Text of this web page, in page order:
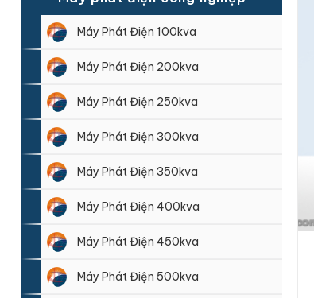
Máy Phát Điện 100kva
Máy Phát Điện 200kva
Máy Phát Điện 250kva
Máy Phát Điện 300kva
Máy Phát Điện 350kva
Máy Phát Điện 400kva
Máy Phát Điện 450kva
Máy Phát Điện 500kva